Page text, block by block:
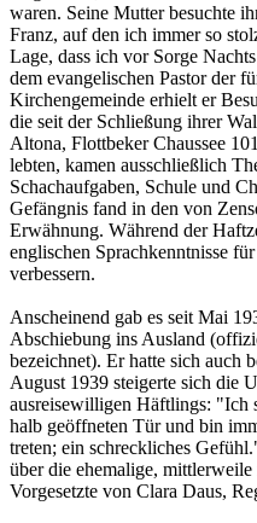
waren. Seine Mutter besuchte
Franz, auf den ich immer so
Lage, dass ich vor Sorge
dem evangelischen Pastor der
Kirchengemeinde erhielt er
die seit der Schließung ihrer
Altona, Flottbeker Chaussee
lebten, kamen ausschließlich
Schachaufgaben, Schule und
Gefängnis fand in den von
Erwähnung. Während der
englischen Sprachkenntnisse
verbessern.
Anscheinend gab es seit Mai
Abschiebung ins Ausland
bezeichnet). Er hatte sich auch
August 1939 steigerte sich die
ausreisewilligen Häftlings: "Ich
halb geöffneten Tür und bin
treten; ein schreckliches
über die ehemalige,
Vorgesetzte von Clara Daus,